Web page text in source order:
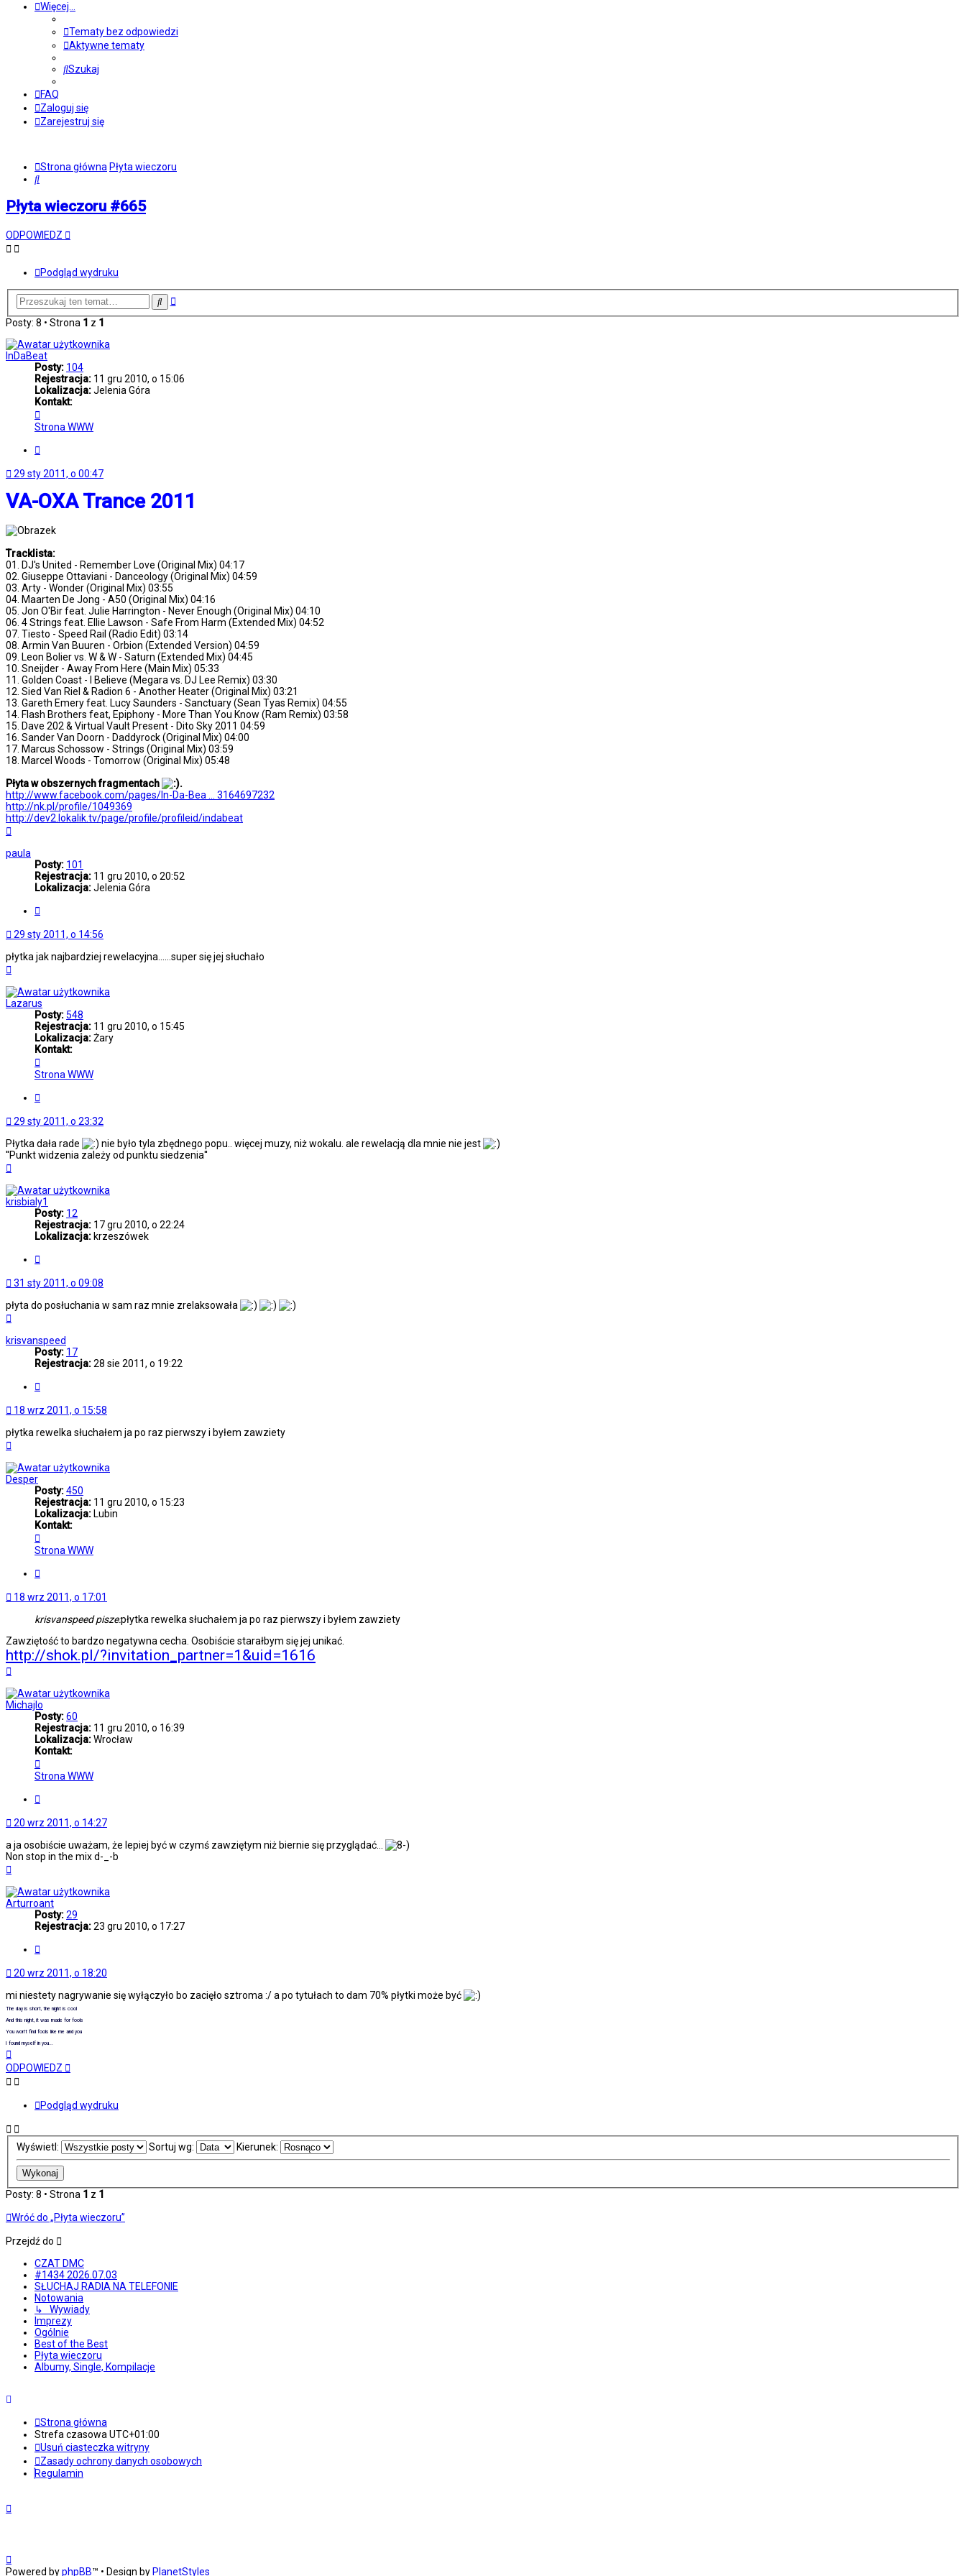
Więcej…
Tematy bez odpowiedzi
Aktywne tematy
Szukaj
FAQ
Zaloguj się
Zarejestruj się
Strona główna Płyta wieczoru
Szukaj
Płyta wieczoru #665
ODPOWIEDZ
Podgląd wydruku
SzukajWyszukiwanie
Posty: 8 • Strona 1 z 1
InDaBeat
Posty: 104
Rejestracja: 11 gru 2010, o 15:06
Lokalizacja:Jelenia Góra
Kontakt:
się
z
Strona WWW
29 sty 2011, o 00:47
VA-OXA Trance 2011
Tracklista:
01. DJ's United - Remember Love (Original Mix) 04:17
02. Giuseppe Ottaviani - Danceology (Original Mix) 04:59
03. Arty - Wonder (Original Mix) 03:55
04. Maarten De Jong - A50 (Original Mix) 04:16
05. Jon O'Bir feat. Julie Harrington - Never Enough (Original Mix) 04:10
06. 4 Strings feat. Ellie Lawson - Safe From Harm (Extended Mix) 04:52
07. Tiesto - Speed Rail (Radio Edit) 03:14
08. Armin Van Buuren - Orbion (Extended Version) 04:59
09. Leon Bolier vs. W & W - Saturn (Extended Mix) 04:45
10. Sneijder - Away From Here (Main Mix) 05:33
11. Golden Coast - I Believe (Megara vs. DJ Lee Remix) 03:30
12. Sied Van Riel & Radion 6 - Another Heater (Original Mix) 03:21
13. Gareth Emery feat. Lucy Saunders - Sanctuary (Sean Tyas Remix) 04:55
14. Flash Brothers feat, Epiphony - More Than You Know (Ram Remix) 03:58
15. Dave 202 & Virtual Vault Present - Dito Sky 2011 04:59
16. Sander Van Doorn - Daddyrock (Original Mix) 04:00
17. Marcus Schossow - Strings (Original Mix) 03:59
18. Marcel Woods - Tomorrow (Original Mix) 05:48
Płyta w obszernych fragmentach
.
http://www.facebook.com/pages/In-Da-Bea ... 3164697232
http://nk.pl/profile/1049369
http://dev2.lokalik.tv/page/profile/profileid/indabeat
paula
Posty: 101
Rejestracja: 11 gru 2010, o 20:52
Lokalizacja:Jelenia Góra
29 sty 2011, o 14:56
płytka jak najbardziej rewelacyjna......super się jej słuchało
Lazarus
Posty:548
Rejestracja: 11 gru 2010, o 15:45
Lokalizacja:Żary
Kontakt:
się
z
Strona WWW
29 sty 2011, o 23:32
Płytka dała rade
nie było tyla zbędnego popu.. więcej muzy, niż wokalu. ale rewelacją dla mnie nie jest
''Punkt widzenia zależy od punktu siedzenia''
krisbialy1
Posty: 12
Rejestracja: 17 gru 2010, o 22:24
Lokalizacja: krzeszówek
31 sty 2011, o 09:08
płyta do posłuchania w sam raz mnie zrelaksowała
krisvanspeed
Posty: 17
Rejestracja:28 sie 2011, o 19:22
18 wrz 2011, o 15:58
płytka rewelka słuchałem ja po raz pierwszy i byłem zawziety
Desper
Posty:450
Rejestracja: 11 gru 2010, o 15:23
Lokalizacja: Lubin
Kontakt:
się
z
Strona WWW
18 wrz 2011, o 17:01
krisvanspeed pisze:płytka rewelka słuchałem ja po raz pierwszy i byłem zawziety
Zawziętość to bardzo negatywna cecha. Osobiście starałbym się jej unikać.
http://shok.pl/?invitation_partner=1&uid=1616
Michajlo
Posty:60
Rejestracja: 11 gru 2010, o 16:39
Lokalizacja:Wrocław
Kontakt:
się
z
Strona WWW
20 wrz 2011, o 14:27
a ja osobiście uważam, że lepiej być w czymś zawziętym niż biernie się przyglądać...
Non stop in the mix d-_-b
Arturroant
Posty:29
Rejestracja:23 gru 2010, o 17:27
20 wrz 2011, o 18:20
mi niestety nagrywanie się wyłączyło bo zacięło sztroma :/ a po tytułach to dam 70% płytki może być
The day is short, the night is cool
And this night, it was made for fools
You won't find fools like me and you
I found myself in you...
górę
ODPOWIEDZ
Podgląd wydruku
Wyświetl: Sortuj wg: Kierunek:
Posty: 8 • Strona 1 z 1
Wróć do „Płyta wieczoru”
Przejdź do
CZAT DMC
#1434 2026.07.03
SŁUCHAJ RADIA NA TELEFONIE
Notowania
↳ Wywiady
Imprezy
Ogólnie
Best of the Best
Płyta wieczoru
Albumy, Single, Kompilacje
Strona główna
Strefa czasowa UTC+01:00
Usuń ciasteczka witryny
Zasady ochrony danych osobowych
Regulamin
Powered byphpBB™ • Design by PlanetStyles